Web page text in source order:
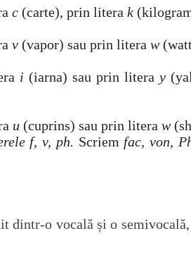
c (carte), prin litera k
v (vapor) sau prin litera w
i (iarna) sau prin literay
u (cuprins) sau prin litera w
f, v, ph. Scriem fac, von,
dintr-o vocală și o